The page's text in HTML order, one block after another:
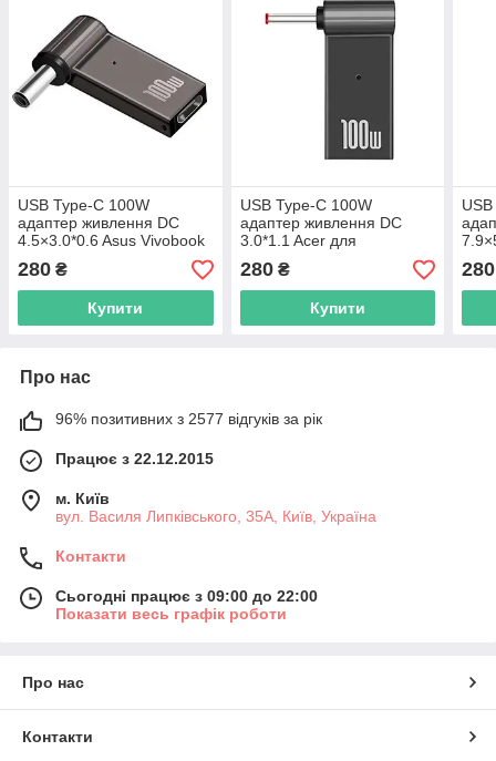
USB Type-C 100W
адаптер живлення DC
4.5×3.0*0.6 Asus Vivobook
14 15 16 для заряджання
ноутбука від повербанка
USB або зарядки PD
280 ₴
Купити
USB Type-C 100W
адаптер живлення DC
3.0*1.1 Acer для
заряджання ноутбука від
повербанка USB або
зарядки PD
280₴
Купити
280
Про нас
96% позитивних з 2577 відгуків за рік
Працює з 22.12.2015
м. Київ
вул. Василя Липківського, 35А, Київ, Україна
Контакти
Сьогодні працює з 09:00 до 22:00
Показати весь графік роботи
Про нас
Контакти